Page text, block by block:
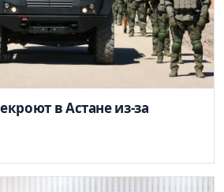
в Астане из-за